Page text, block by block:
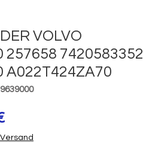
VOLVO
257658 7420583352
A022T424ZA70
Preis